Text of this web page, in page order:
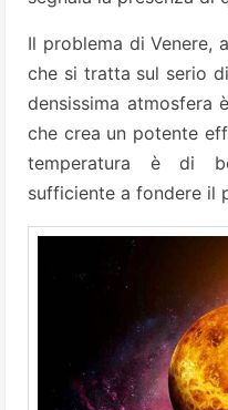
Il problema di Venere,
che si tratta sul serio
densissima atmosfera
che crea un potente
temperatura è di
sufficiente a fondere il